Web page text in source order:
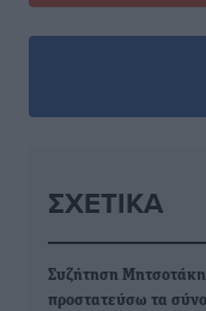
ΣΧΕΤΙΚΆ
Συζήτηση
προστατεύσω τα